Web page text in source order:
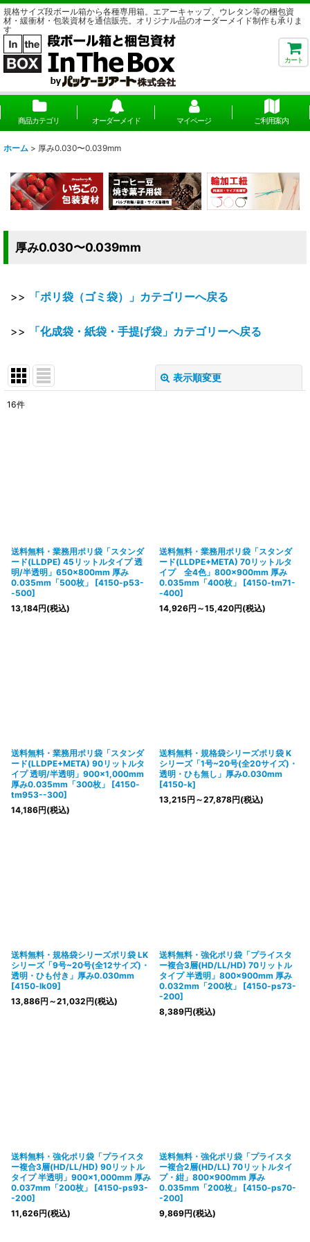
規格サイズ段ボール箱から各種専用箱。エアーキャップ、ウレタン等の梱包資
材・緩衝材・包装資材を通信販売。オリジナル品のオーダーメイド制作も承りま
す
カート
商品カテゴリ オーダーメイド マイページ ご利用案内
ホーム > 厚み0.030〜0.039mm
厚み0.030〜0.039mm
>> 「ポリ袋（ゴミ袋）」カテゴリーへ戻る
>> 「化成袋・紙袋・手提げ袋」カテゴリーへ戻る
表示順変更
16件
送料無料・業務用ポリ袋「スタンダ
ード(LLDPE) 45リットルタイプ 透
明/半透明」650×800mm 厚み
0.035mm「500枚」
[4150-p53-
-500]
13,184円(税込)
送料無料・業務用ポリ袋「スタンダ
ード(LLDPE+META) 70リットルタ
イプ 全4色」800×900mm 厚み
0.035mm「400枚」
[4150-tm71-
-400]
14,926円 ～15,420円(税込)
送料無料・業務用ポリ袋「スタンダ
ード(LLDPE+META) 90リットルタ
イプ 透明/半透明」900×1,000mm
厚み0.035mm「300枚」
[4150-
tm953--300]
14,186円(税込)
送料無料・規格袋シリーズポリ袋 K
シリーズ「1号~20号(全20サイズ)・
透明・ひも無し」厚み0.030mm
[4150-k]
13,215円 ～27,878円(税込)
送料無料・規格袋シリーズポリ袋 LK
シリーズ「9号~20号(全12サイズ)・
透明・ひも付き」厚み0.030mm
[4150-lk09]
13,886円 ～21,032円(税込)
送料無料・強化ポリ袋「プライスタ
ー複合3層(HD/LL/HD) 70リットル
タイプ 半透明」800×900mm 厚み
0.032mm「200枚」
[4150-ps73-
-200]
8,389円(税込)
送料無料・強化ポリ袋「プライスタ
ー複合3層(HD/LL/HD) 90リットル
タイプ 半透明」900×1,000mm 厚み
0.037mm「200枚」
[4150-ps93-
-200]
11,626円(税込)
送料無料・強化ポリ袋「プライスタ
ー複合2層(HD/LL) 70リットルタイ
プ・紺」800×900mm 厚み
0.035mm「200枚」
[4150-ps70-
-200]
9,869円(税込)